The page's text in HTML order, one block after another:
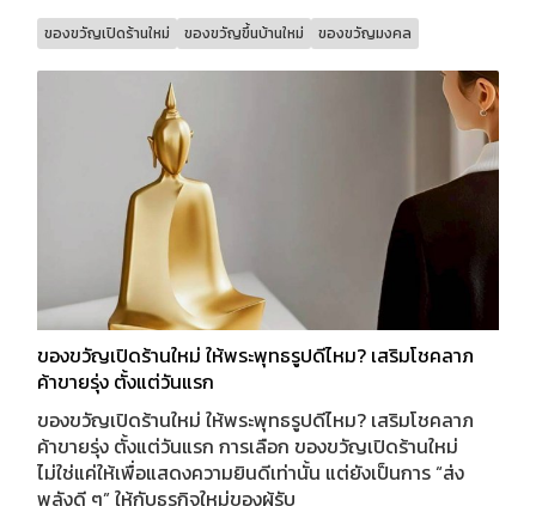
ของขวัญเปิดร้านใหม่ ของขวัญขึ้นบ้านใหม่ ของขวัญมงคล
ของขวัญเปิดร้านใหม่ ให้พระพุทธรูปดีไหม? เสริมโชคลาภ
ค้าขายรุ่ง ตั้งแต่วันแรก
ของขวัญเปิดร้านใหม่ ให้พระพุทธรูปดีไหม? เสริมโชคลาภ
ค้าขายรุ่ง ตั้งแต่วันแรก การเลือก ของขวัญเปิดร้านใหม่
ไม่ใช่แค่ให้เพื่อแสดงความยินดีเท่านั้น แต่ยังเป็นการ “ส่ง
พลังดี ๆ” ให้กับธุรกิจใหม่ของผู้รับ